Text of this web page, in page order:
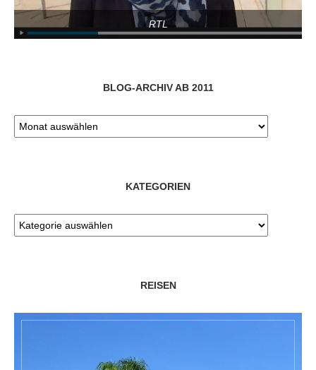
RTL
BLOG-ARCHIV AB 2011
KATEGORIEN
REISEN